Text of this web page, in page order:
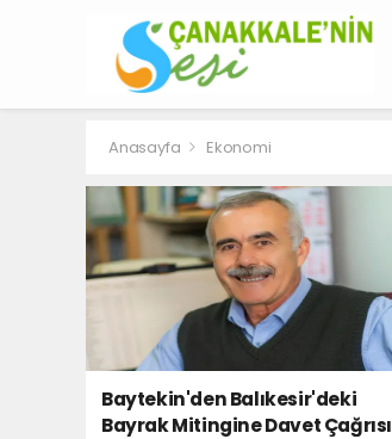
Anasayfa Ekonomi
Baytekin'den Balıkesir'deki
Bayrak Mitingine Davet Çağrısı